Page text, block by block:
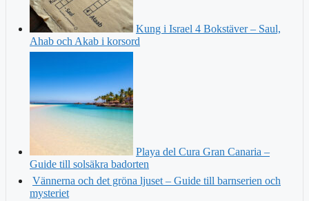
Kung i Israel 4 Bokstäver – Saul,
Ahab och Akab i korsord
Playa del Cura Gran Canaria –
Guide till solsäkra badorten
Vännerna och det gröna ljuset – Guide till barnserien och
mysteriet